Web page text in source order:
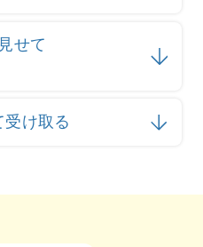
せて
受け取る